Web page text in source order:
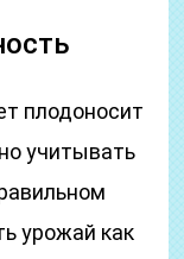
плодоносит
учитывать
урожай как